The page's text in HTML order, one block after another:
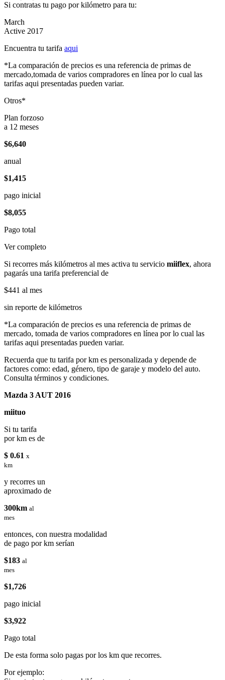
Si contratas tu pago por kilómetro para tu:
March
Active 2017
Encuentra tu tarifa aqui
*La comparación de precios es una referencia de primas de
mercado,tomada de varios compradores en línea por lo cual las
tarifas aqui presentadas pueden variar.
Otros*
Plan forzoso
a 12 meses
$6,640
anual
$1,415
pago inicial
$8,055
Pago total
Ver completo
Si recorres más kilómetros al mes activa tu servicio miiflex, ahora
pagarás una tarifa preferencial de
$441 al mes
sin reporte de kilómetros
*La comparación de precios es una referencia de primas de
mercado, tomada de varios compradores en línea por lo cual las
tarifas aqui presentadas pueden variar.
Recuerda que tu tarifa por km es personalizada y depende de
factores como: edad, género, tipo de garaje y modelo del auto.
Consulta términos y condiciones.
Mazda 3 AUT 2016
miituo
Si tu tarifa
por km es de
$ 0.61 x
km
y recorres un
aproximado de
300km al
mes
entonces, con nuestra modalidad
de pago por km serían
$183 al
mes
$1,726
pago inicial
$3,922
Pago total
De esta forma solo pagas por los km que recorres.
Por ejemplo: